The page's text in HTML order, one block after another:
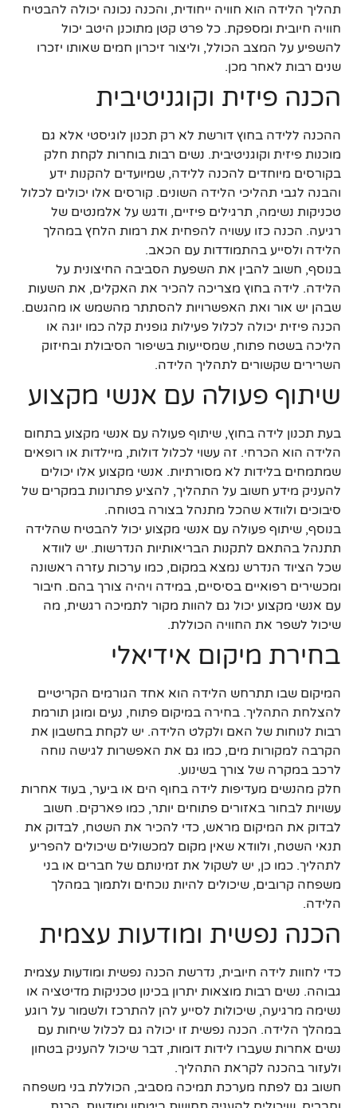
תהליך הלידה הוא חוויה ייחודית, והכנה נכונה יכולה להבטיח
חוויה חיובית ומספקת. כל פרט קטן מתוכנן היטב יכול
להשפיע על המצב הכולל, וליצור זיכרון חמים שאותו יזכרו
שנים רבות לאחר מכן.
הכנה פיזית וקוגניטיבית
ההכנה ללידה בחוץ דורשת לא רק תכנון לוגיסטי אלא גם
מוכנות פיזית וקוגניטיבית. נשים רבות בוחרות לקחת חלק
בקורסים מיוחדים להכנה ללידה, שמיועדים להקנות ידע
והבנה לגבי תהליכי הלידה השונים. קורסים אלו יכולים לכלול
טכניקות נשימה, תרגילים פיזיים, ודגש על אלמנטים של
רגיעה. הכנה כזו עשויה להפחית את רמות הלחץ במהלך
הלידה ולסייע בהתמודדות עם הכאב.
בנוסף, חשוב להבין את השפעת הסביבה החיצונית על
הלידה. לידה בחוץ מצריכה להכיר את האקלים, את השעות
שבהן יש אור ואת האפשרויות להסתתר מהשמש או מהגשם.
הכנה פיזית יכולה לכלול פעילות גופנית קלה כמו יוגה או
הליכה בשטח פתוח, שמסייעות בשיפור הסיבולת ובחיזוק
השרירים שקשורים לתהליך הלידה.
שיתוף פעולה עם אנשי מקצוע
בעת תכנון לידה בחוץ, שיתוף פעולה עם אנשי מקצוע בתחום
הלידה הוא הכרחי. זה עשוי לכלול דולות, מיילדות או רופאים
שמתמחים בלידות לא מסורתיות. אנשי מקצוע אלו יכולים
להעניק מידע חשוב על התהליך, להציע פתרונות במקרים של
סיבוכים ולוודא שהכל מתנהל בצורה בטוחה.
בנוסף, שיתוף פעולה עם אנשי מקצוע יכול להבטיח שהלידה
תתנהל בהתאם לתקנות הבריאותיות הנדרשות. יש לוודא
שכל הציוד הנדרש נמצא במקום, כמו ערכות עזרה ראשונה
ומכשירים רפואיים בסיסיים, במידה ויהיה צורך בהם. חיבור
עם אנשי מקצוע יכול גם להוות מקור לתמיכה רגשית, מה
שיכול לשפר את החוויה הכוללת.
בחירת מיקום אידיאלי
המיקום שבו תתרחש הלידה הוא אחד הגורמים הקריטיים
להצלחת התהליך. בחירה במיקום פתוח, נעים ומוגן תורמת
רבות לנוחות של האם ולקלט הלידה. יש לקחת בחשבון את
הקרבה למקורות מים, כמו גם את האפשרות לגישה נוחה
לרכב במקרה של צורך בשינוע.
חלק מהנשים מעדיפות לידה בחוף הים או ביער, בעוד אחרות
עשויות לבחור באזורים פתוחים יותר, כמו פארקים. חשוב
לבדוק את המיקום מראש, כדי להכיר את השטח, לבדוק את
תנאי השטח, ולוודא שאין מקום למכשולים שיכולים להפריע
לתהליך. כמו כן, יש לשקול את זמינותם של חברים או בני
משפחה קרובים, שיכולים להיות נוכחים ולתמוך במהלך
הלידה.
הכנה נפשית ומודעות עצמית
כדי לחוות לידה חיובית, נדרשת הכנה נפשית ומודעות עצמית
גבוהה. נשים רבות מוצאות יתרון בכינון טכניקות מדיטציה או
נשימה מרגיעה, שיכולות לסייע להן להתרכז ולשמור על רוגע
במהלך הלידה. הכנה נפשית זו יכולה גם לכלול שיחות עם
נשים אחרות שעברו לידות דומות, דבר שיכול להעניק בטחון
ולעזור בהכנה לקראת התהליך.
חשוב גם לפתח מערכת תמיכה מסביב, הכוללת בני משפחה